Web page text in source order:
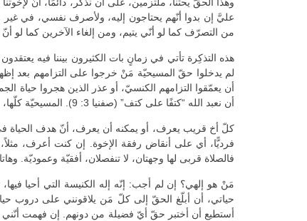
عليَّ إن بدوا أنّهم يحتاجون إليه، ولأصرف نفسي، في
من التصرّف كما لو أنّي يتيم، ومن إلغاء الآخرين كما لو
هذه التذكِرة تأتي في زمانٍ بات الكثيرون بيننا فيه
لم يدخلوا حقّ المسيحيّة مَنْ خرجوا على التزامهم بعد
أن يعمّقوا التزامهم الكنسيّ، أو عذر الذين هجروا حياة
أن نعبد الله “كتفًا على كتف” (صفنيا 3: 9). المسيحيّة كلّها، أجل كلّها، أن يعرف كلّ مَن انتسب إلى الله في معموديّته أنّه “ابن البيت”، أي عضو في عائلة، غصن في كرمة، ملح، خميرة.
كلّ أخ قريب يعرف، أو يمكنه أن يعرف، أنّ هدف الحياة في
فرديًّا، أي على أنقاض رفقة الإخوة. إن كنت أعرف،
فالصلاة قربى لها وجهتان، لا تنفصلان، أفقيّة وعموديّة.
مَنْ هو إلهي؟ إن لم أجب: إنّه إله الكنيسة التي أحيا
حياتي، أن أبلّغ الحقّ إلى كلّ مَن يلاقونني على دروب
أستطيع أن أختبر حقّ أيّ فضيلة من دونهم. إن فهمت أنّني